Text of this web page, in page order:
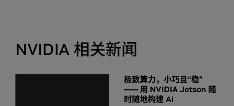
NVIDIA 相关新闻
极致算力，小巧且“稳”
—— 用 NVIDIA Jetson 随
时随地构建 AI